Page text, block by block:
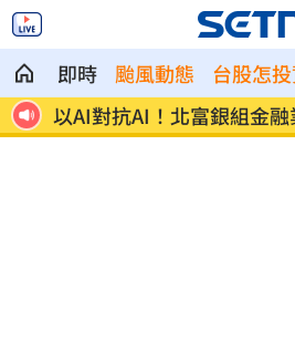
即時 颱風動態 台股怎
肉搜黃爸慘了！惹毛輝達